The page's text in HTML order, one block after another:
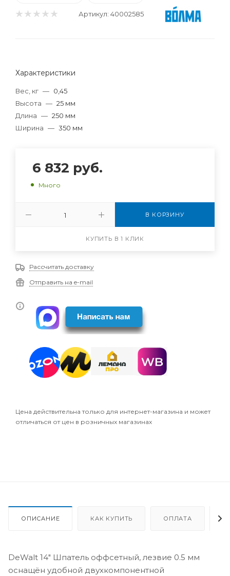
Артикул: 40002585
Характеристики
Вес, кг — 0,45
Высота — 25 мм
Длина — 250 мм
Ширина — 350 мм
6 832 руб.
Много
В КОРЗИНУ
КУПИТЬ В 1 КЛИК
Рассчитать доставку
Отправить на e-mail
Цена действительна только для интернет-магазина и может
отличаться от цен в розничных магазинах
ОПИСАНИЕ КАК КУПИТЬ ОПЛАТА
DeWalt 14" Шпатель оффсетный, лезвие 0.5 мм
оснащён удобной двухкомпонентной